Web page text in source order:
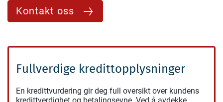
Kontakt oss
Fullverdige kredittopplysninger
En kredittvurdering gir deg full oversikt over kundens